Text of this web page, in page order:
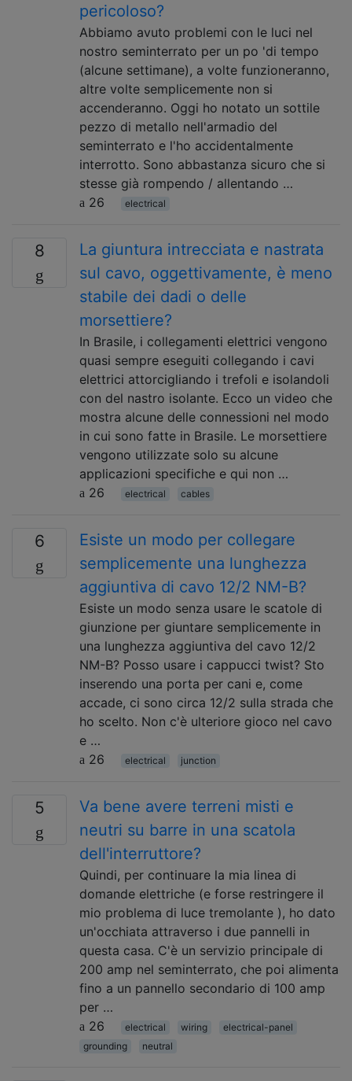
pericoloso?
Abbiamo avuto problemi con le luci nel
nostro seminterrato per un po 'di tempo
(alcune settimane), a volte funzioneranno,
altre volte semplicemente non si
accenderanno. Oggi ho notato un sottile
pezzo di metallo nell'armadio del
seminterrato e l'ho accidentalmente
interrotto. Sono abbastanza sicuro che si
stesse già rompendo / allentando …
26
electrical
8
La giuntura intrecciata e nastrata
sul cavo, oggettivamente, è meno
stabile dei dadi o delle
morsettiere?
In Brasile, i collegamenti elettrici vengono
quasi sempre eseguiti collegando i cavi
elettrici attorcigliando i trefoli e isolandoli
con del nastro isolante. Ecco un video che
mostra alcune delle connessioni nel modo
in cui sono fatte in Brasile. Le morsettiere
vengono utilizzate solo su alcune
applicazioni specifiche e qui non …
26
electrical cables
6
Esiste un modo per collegare
semplicemente una lunghezza
aggiuntiva di cavo 12/2 NM-B?
Esiste un modo senza usare le scatole di
giunzione per giuntare semplicemente in
una lunghezza aggiuntiva del cavo 12/2
NM-B? Posso usare i cappucci twist? Sto
inserendo una porta per cani e, come
accade, ci sono circa 12/2 sulla strada che
ho scelto. Non c'è ulteriore gioco nel cavo
e …
26
electrical junction
5
Va bene avere terreni misti e
neutri su barre in una scatola
dell'interruttore?
Quindi, per continuare la mia linea di
domande elettriche (e forse restringere il
mio problema di luce tremolante ), ho dato
un'occhiata attraverso i due pannelli in
questa casa. C'è un servizio principale di
200 amp nel seminterrato, che poi alimenta
fino a un pannello secondario di 100 amp
per …
26
electrical wiring
electrical-panel
grounding
neutral